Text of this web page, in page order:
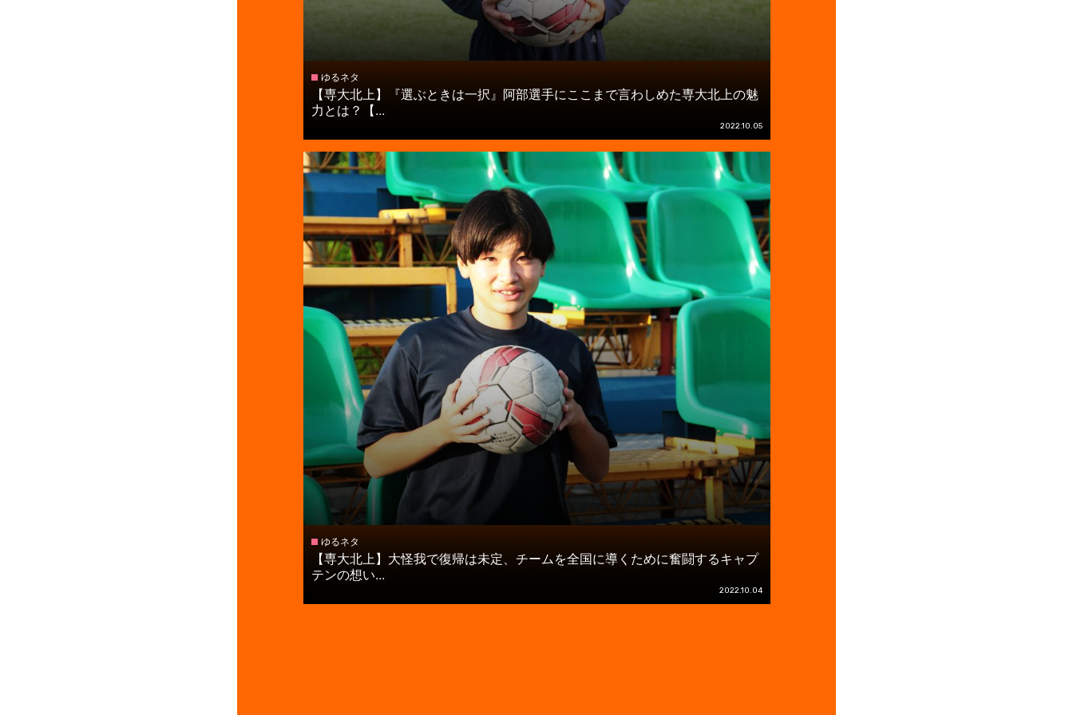
ゆるネタ
【専大北上】『選ぶときは一択』阿部選手にここまで言わしめた専大北上の魅
力とは？【...
2022.10.05
ゆるネタ
【専大北上】大怪我で復帰は未定、チームを全国に導くために奮闘するキャプ
テンの想い...
2022.10.04